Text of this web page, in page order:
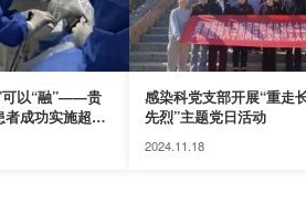
可以“融”——贵
成功实施超声
感染科党支部开展“重走
先烈”主题党日活动
2024.11.18